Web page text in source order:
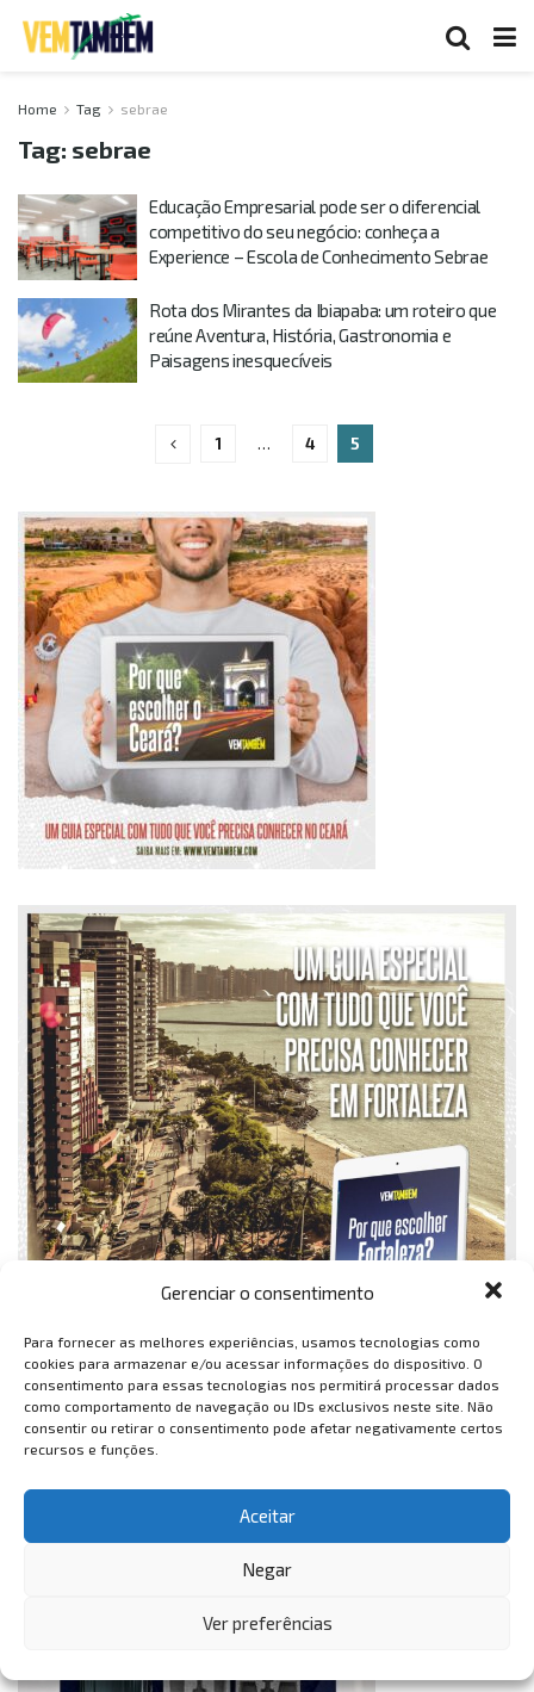
Gerenciar o consentimento
Para fornecer as melhores experiências, usamos tecnologias como
cookies para armazenar e/ou acessar informações do dispositivo. O
consentimento para essas tecnologias nos permitirá processar dados
como comportamento de navegação ou IDs exclusivos neste site. Não
consentir ou retirar o consentimento pode afetar negativamente certos
recursos e funções.
Aceitar
Negar
Ver preferências
Home Tag sebrae
Tag: sebrae
Educação Empresarial pode ser o diferencial
competitivo do seu negócio: conheça a
Experience – Escola de Conhecimento Sebrae
Rota dos Mirantes da Ibiapaba: um roteiro que
reúne Aventura, História, Gastronomia e
Paisagens inesquecíveis
1 … 4 5